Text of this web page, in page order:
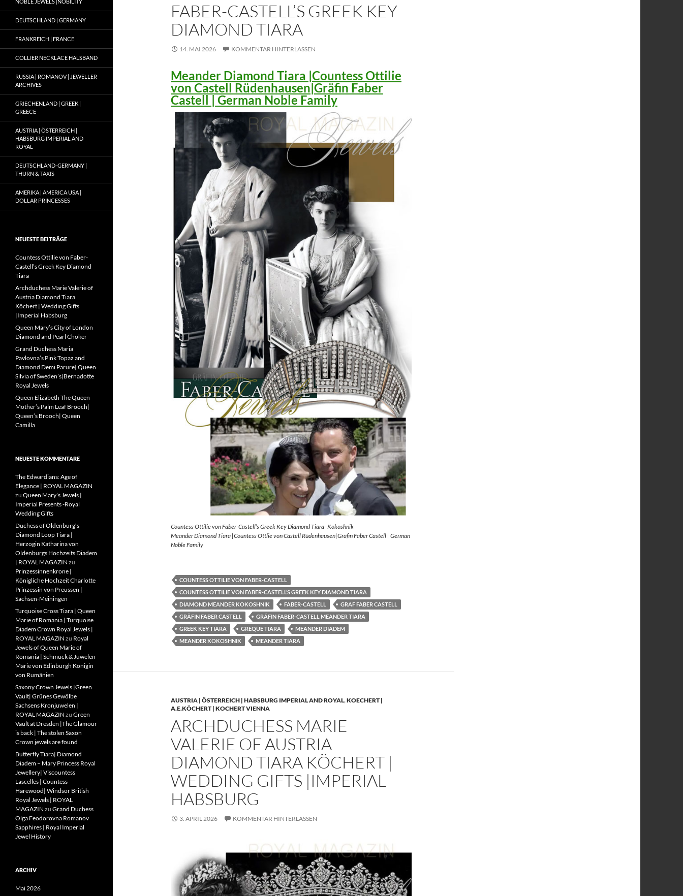
FABER-CASTELL’S GREEK KEY
DIAMOND TIARA
14. MAI 2026 KOMMENTAR HINTERLASSEN
Meander Diamond Tiara |Countess Ottilie
von Castell Rüdenhausen|Gräfin Faber
Castell | German Noble Family
Countess Ottilie von Faber-Castell’s Greek Key Diamond Tiara- Kokoshnik
Meander Diamond Tiara |Countess Ottlie von Castell Rüdenhausen|Gräfin Faber Castell | German
Noble Family
COUNTESS OTTILIE VON FABER-CASTELL
COUNTESS OTTILIE VON FABER-CASTELL’S GREEK KEY DIAMOND TIARA
DIAMOND MEANDER KOKOSHNIK
FABER-CASTELL
GRAF FABER CASTELL
GRÄFIN FABER CASTELL
GRÄFIN FABER-CASTELL MEANDER TIARA
GREEK KEY TIARA
GREQUE TIARA
MEANDER DIADEM
MEANDER KOKOSHNIK
MEANDER TIARA
AUSTRIA | ÖSTERREICH | HABSBURG IMPERIAL AND ROYAL,KOECHERT |
A.E.KÖCHERT | KOCHERT VIENNA
ARCHDUCHESS MARIE
VALERIE OF AUSTRIA
DIAMOND TIARA KÖCHERT |
WEDDING GIFTS |IMPERIAL
HABSBURG
3. APRIL 2026 KOMMENTAR HINTERLASSEN
DEUTSCHLAND | GERMANY
FRANKREICH | FRANCE
COLLIER NECKLACE HALSBAND
RUSSIA | ROMANOV | JEWELLER
ARCHIVES
GRIECHENLAND | GREEK |
GREECE
AUSTRIA | ÖSTERREICH |
HABSBURG IMPERIAL AND
ROYAL
DEUTSCHLAND-GERMANY |
THURN & TAXIS
AMERIKA | AMERICA USA |
DOLLAR PRINCESSES
NEUESTE BEITRÄGE
Countess Ottilie von Faber-
Castell’s Greek Key Diamond
Tiara
Archduchess Marie Valerie of
Austria Diamond Tiara
Köchert | Wedding Gifts
|Imperial Habsburg
Queen Mary’s City of London
Diamond and Pearl Choker
Grand Duchess Maria
Pavlovna’s Pink Topaz and
Diamond Demi Parure| Queen
Silvia of Sweden’s|Bernadotte
Royal Jewels
Queen Elizabeth The Queen
Mother’s Palm Leaf Brooch|
Queen’s Brooch| Queen
Camilla
NEUESTE KOMMENTARE
The Edwardians: Age of
Elegance | ROYAL MAGAZIN
zu Queen Mary’s Jewels |
Imperial Presents -Royal
Wedding Gifts
Duchess of Oldenburg’s
Diamond Loop Tiara |
Herzogin Katharina von
Oldenburgs Hochzeits Diadem
| ROYAL MAGAZIN zu
Prinzessinnenkrone |
Königliche Hochzeit Charlotte
Prinzessin von Preussen |
Sachsen-Meiningen
Turquoise Cross Tiara | Queen
Marie of Romania | Turquoise
Diadem Crown Royal Jewels |
ROYAL MAGAZIN zu Royal
Jewels of Queen Marie of
Romania | Schmuck & Juwelen
Marie von Edinburgh Königin
von Rumänien
Saxony Crown Jewels |Green
Vault| Grünes Gewölbe
Sachsens Kronjuwelen |
ROYAL MAGAZIN zu Green
Vault at Dresden |The Glamour
is back | The stolen Saxon
Crown jewels are found
Butterfly Tiara| Diamond
Diadem – Mary Princess Royal
Jewellery| Viscountess
Lascelles | Countess
Harewood| Windsor British
Royal Jewels | ROYAL
MAGAZIN zu Grand Duchess
Olga Feodorovna Romanov
Sapphires | Royal Imperial
Jewel History
ARCHIV
Mai 2026